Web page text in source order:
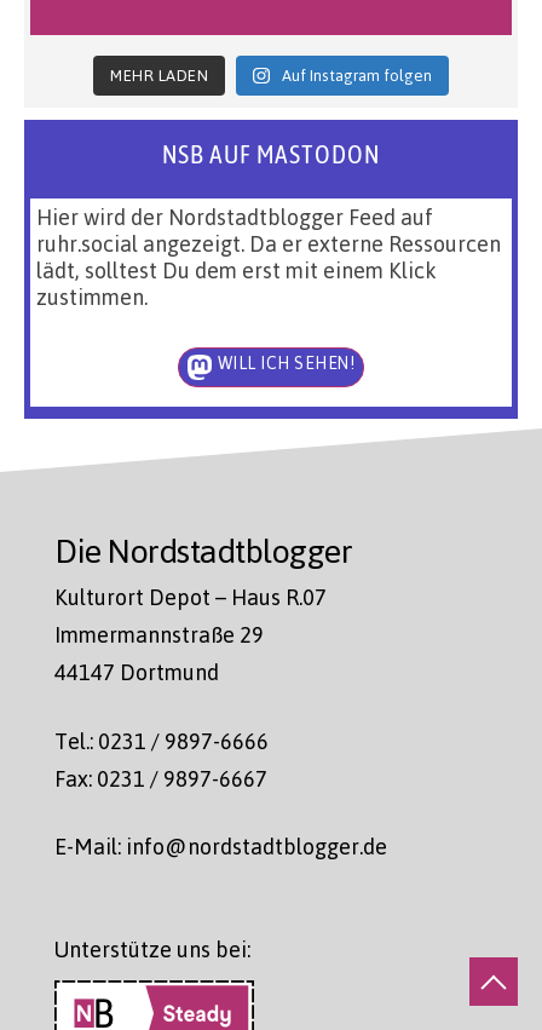
MEHR LADEN Auf Instagram folgen
NSB AUF MASTODON
Hier wird der Nordstadtblogger Feed auf
ruhr.social angezeigt. Da er externe Ressourcen
lädt, solltest Du dem erst mit einem Klick
zustimmen.
WILL ICH SEHEN!
Die Nordstadtblogger
Kulturort Depot – Haus R.07
Immermannstraße 29
44147 Dortmund
Tel.: 0231 / 9897-6666
Fax: 0231 / 9897-6667
E-Mail: info@nordstadtblogger.de
Unterstütze uns bei: